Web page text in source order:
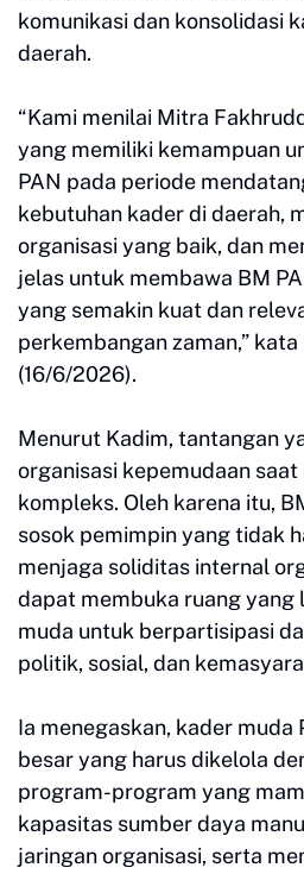
komunikasi dan konsolidasi
daerah.
“Kami menilai Mitra
yang memiliki kemampuan
PAN pada periode
kebutuhan kader di daerah,
organisasi yang baik, dan
jelas untuk membawa BM
yang semakin kuat dan
perkembangan zaman,” kata
(16/6/2026).
Menurut Kadim, tantangan
organisasi kepemudaan saat
kompleks. Oleh karena itu,
sosok pemimpin yang tidak
menjaga soliditas internal
dapat membuka ruang yang
muda untuk berpartisipasi
politik, sosial, dan
Ia menegaskan, kader muda
besar yang harus dikelola
program-program yang
kapasitas sumber daya
jaringan organisasi, serta